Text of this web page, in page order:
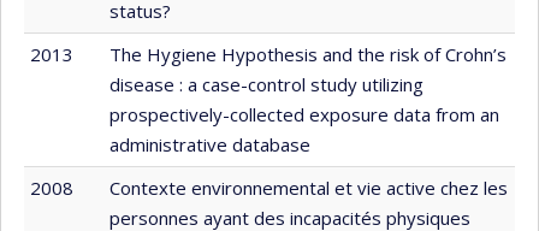
status?
2013
The Hygiene Hypothesis and the risk of Crohn’s
disease : a case-control study utilizing
prospectively-collected exposure data from an
administrative database
2008
Contexte environnemental et vie active chez les
personnes ayant des incapacités physiques